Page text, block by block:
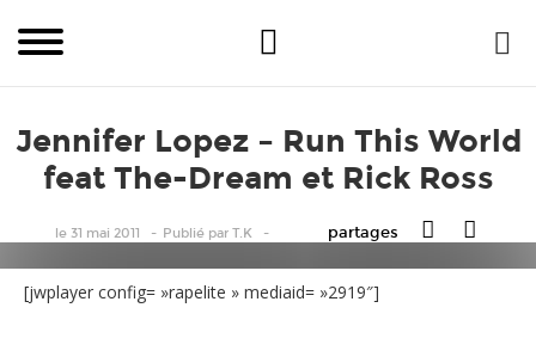
Jennifer Lopez – Run This World
feat The-Dream et Rick Ross
le 31 mai 2011 Publiépar T.K partages
[jwplayer config= »rapelite » mediaid= »2919″]